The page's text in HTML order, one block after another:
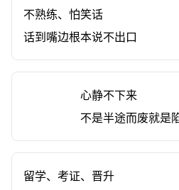
不熟练、怕笑话
话到嘴边根本说不出口
心静不下来
不是半途而废就是
留学、考证、晋升